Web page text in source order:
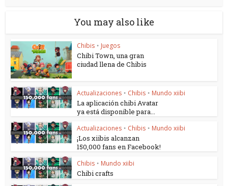
You may also like
Chibis • Juegos
Chibi Town, una gran
ciudad llena de Chibis
Actualizaciones • Chibis • Mundo xiibi
La aplicación chibi Avatar
ya está disponible para...
Actualizaciones • Chibis • Mundo xiibi
¡Los xiibis alcanzan
150,000 fans en Facebook!
Chibis • Mundo xiibi
Chibi crafts